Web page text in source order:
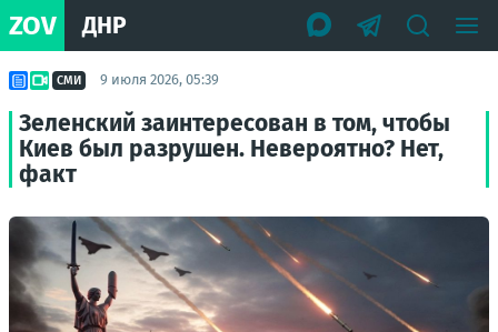
ZOV ДНР
СМИ 9 июля 2026, 05:39
Зеленский заинтересован в том, чтобы
Киев был разрушен. Невероятно? Нет,
факт